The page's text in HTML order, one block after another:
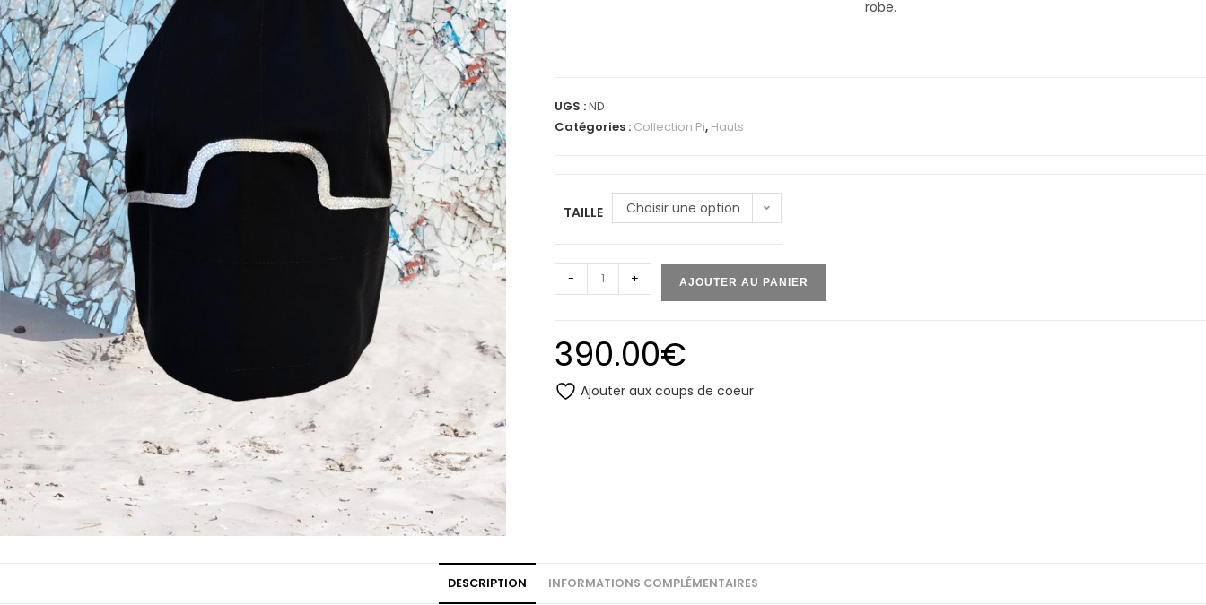
robe.
UGS :ND
Catégories : Collection Pi, Hauts
TAILLE Choisir une option
- + AJOUTER AU PANIER
390.00€
Ajouter aux coups de coeur
DESCRIPTION INFORMATIONS COMPLÉMENTAIRES